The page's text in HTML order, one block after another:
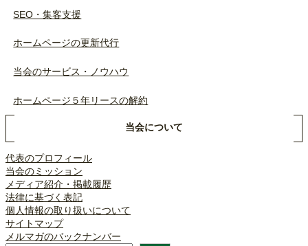
SEO・集客支援
ホームページの更新代行
当会のサービス・ノウハウ
ホームページ５年リースの解約
当会について
代表のプロフィール
当会のミッション
メディア紹介・掲載履歴
法律に基づく表記
個人情報の取り扱いについて
サイトマップ
メルマガのバックナンバー